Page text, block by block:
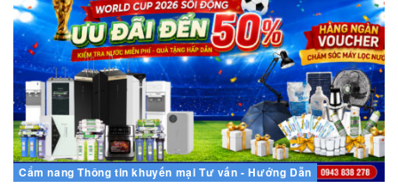
Cẩm nang Thông tin khuyến mại Tư vấn - Hướng Dẫn